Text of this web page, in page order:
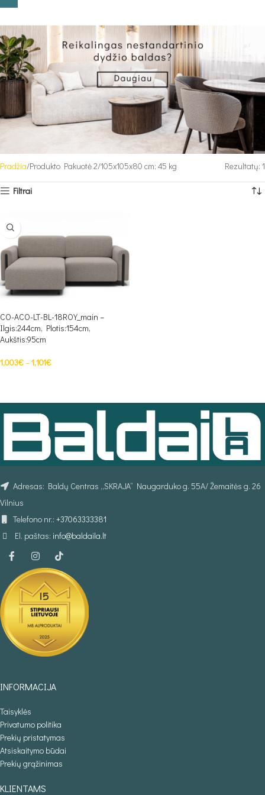
Pradžia Produkto Pakuotė 2 105x105x80 cm; 45 kg Rezultatų: 1
Filtrai
CO-ACO-LT-BL-18ROY_main –
Ilgis:244cm, Plotis:154cm,
Aukštis:95cm
1,003€–1,101€
Adresas: Baldų Centras „SKRAJA“ Naugarduko g. 55A/ Žemaitės g. 26
Vilnius
Telefono nr.: +37063333381
El. paštas: info@baldaila.lt
INFORMACIJA
Taisyklės
Privatumo politika
Prekių pristatymas
Atsiskaitymo būdai
Prekių grąžinimas
KLIENTAMS